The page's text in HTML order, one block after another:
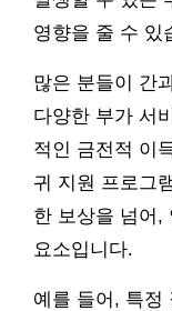
영향을 줄 수 있
많은 분들이 간
다양한 부가 서
적인 금전적 이
귀 지원 프로그
한 보상을 넘어,
요소입니다.
예를 들어, 특정